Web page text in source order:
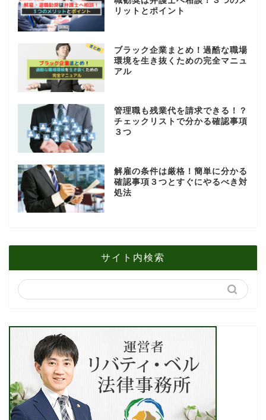
リットとポイント
ブラック企業まとめ！過酷な職場
環境を生き抜くための完全マニュ
アル
管理職も残業代を請求できる！？
チェックリストで分かる確認事項
３つ
解雇の条件は厳格！簡単に分かる
確認事項３つとすぐにやるべき対
処法
サイト内検索